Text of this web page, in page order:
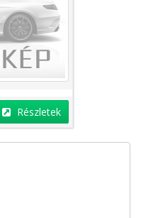
Részletek